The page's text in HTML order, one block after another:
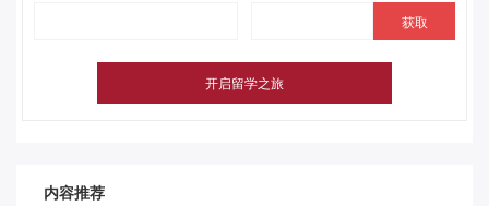
内容推荐